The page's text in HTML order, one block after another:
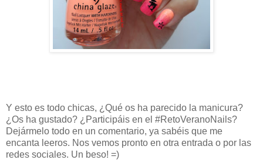
Y esto es todo chicas, ¿Qué os ha parecido la manicura?
¿Os ha gustado? ¿Participáis en el #RetoVeranoNails?
Dejármelo todo en un comentario, ya sabéis que me
encanta leeros. Nos vemos pronto en otra entrada o por las
redes sociales. Un beso! =)